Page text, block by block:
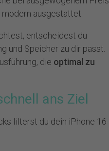
modern ausgestattet
entscheidest du
und Speicher zu dir passt.
die optimal zu
ans Ziel
filterst du dein iPhone 16